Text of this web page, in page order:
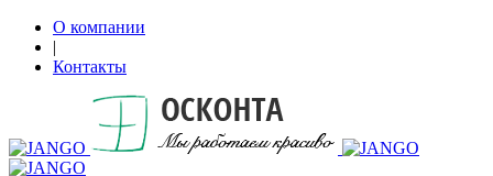
О компании
|
Контакты